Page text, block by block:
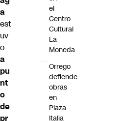
a
est
uv
o
a
pu
nt
o
de
pr
el
Centro
Cultural
La
Moneda
Orrego
defiende
obras
en
Plaza
Italia